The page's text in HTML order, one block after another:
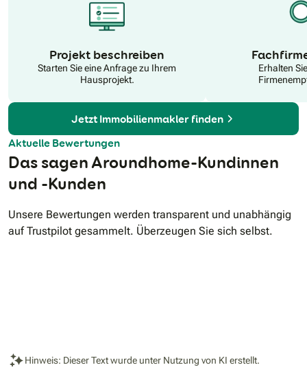
Projekt beschreiben
Starten Sie eine Anfrage zu Ihrem
Hausprojekt.
Erhalten
Jetzt Immobilienmakler finden
Aktuelle Bewertungen
Das sagen Aroundhome-Kundinnen
und -Kunden
Unsere Bewertungen werden transparent und unabhängig
auf Trustpilot gesammelt. Überzeugen Sie sich selbst.
Hinweis: Dieser Text wurde unter Nutzung von KI erstellt.